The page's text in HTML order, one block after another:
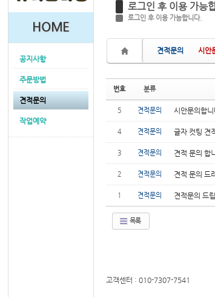
HOME
공지사항
주문방법
견적문의
작업예약
로그인 후 이용 가능
로그인 후 이용 가능합니다.
견적문의 시안
번호 분류
5 견적문의 시안문의합니
4 견적문의 글자 컷팅 견
3 견적문의 견적 문의 합
2 견적문의 견적 문의 드
1 견적문의 견적문의 드
목록
고객센터 : 010-7307-7541